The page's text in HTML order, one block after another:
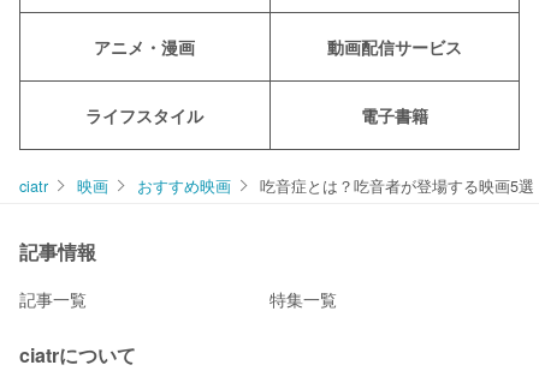
アニメ・漫画 動画配信サービス
ライフスタイル 電子書籍
ciatr 映画 おすすめ映画 吃音症とは？吃音者が登場する映画5選
記事情報
記事一覧 特集一覧
ciatrについて